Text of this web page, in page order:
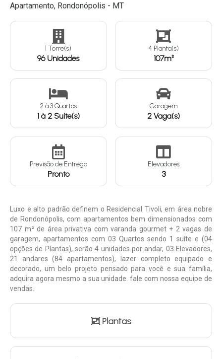
Apartamento, Rondonópolis - MT
1 Torre(s)
96 Unidades
4 Planta(s)
107m²
2 à3Quartos
1 à 2 Suíte(s)
Garagem
2 Vaga(s)
Previsão de Entrega
Pronto
Elevadores
3
Luxo e alto padrão definem o Residencial Tivoli, em área nobre
de Rondonópolis, com apartamentos bem dimensionados com
107 m² de área privativa com varanda gourmet + 2 vagas de
garagem, apartamentos com 03 Quartos sendo 1 suíte e (04
opções de Plantas), serão 4 unidades por andar, 03 Elevadores,
21 andares (84 apartamentos), lazer completo equipado e
decorado, um belo projeto pensado para você e sua família,
adquira agora mesmo a sua unidade. fale com nossa equipe de
vendas.
Plantas
Continuar